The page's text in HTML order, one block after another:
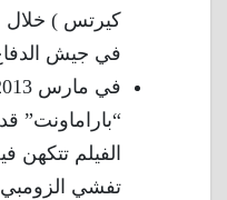
كيرتس ) خلال
في جيش
“باراماونت”
الفيلم
تفشي الزومبي